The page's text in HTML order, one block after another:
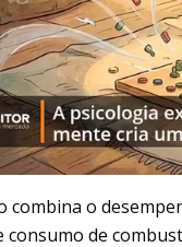
combina o
consumo de